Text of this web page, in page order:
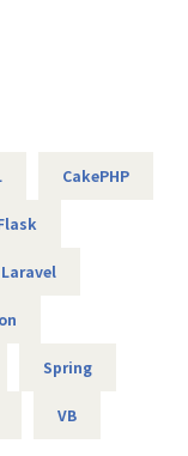
、CSS、SQ
、 C#,、VB.
、C++、Linu
CakePHP
Laravel
Spring
VB